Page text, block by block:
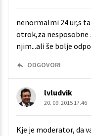
nenormalmi 24 ur,s
otrok,za
njim...ali še bolje
ODGOVORI
lvludvik
20. 09. 2015 17.46
Kje je moderator, da